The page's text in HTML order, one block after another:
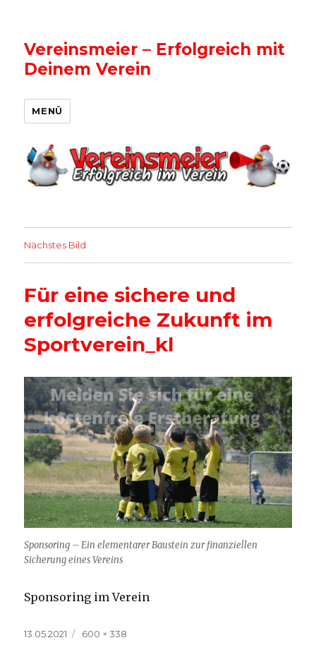
Vereinsmeier – Erfolgreich mit
Deinem Verein
MENÜ
Nächstes Bild
Für eine sichere und
erfolgreiche Zukunft im
Sportverein_kl
Sponsoring – Ein elementarer Baustein zur finanziellen
Sicherung eines Vereins
Sponsoring im Verein
Veröffentlicht
13.05.2021
Volle
600 × 338